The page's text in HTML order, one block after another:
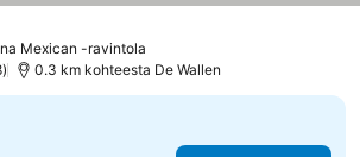
Mexican -ravintola
hinnat
0.3 km kohteesta De Wallen